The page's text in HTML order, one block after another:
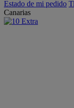
Estado de mi pedido
Canarias